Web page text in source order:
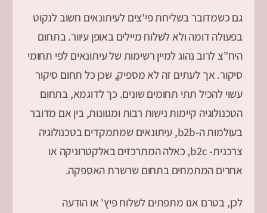
גם כשמדובר בשליחת פי'צים לעיתונאים חשוב לנקוט
בפעולה דומה ולא לשלוח מיילים באופן עיוור. בתחום
היח"צ לרוב נהוג למיין רשימות של עיתונאים לפי תחומי
סיקור. אך לעתים זה לא מספיק, שכן כל תחום סיקור
עשוי להכיל תתי תחומים שונים. כך לדוגמא, בתחום
הטכנולוגיה קיימות נישות רבות ומגוונות, בין אם מדובר
בעולמות ה-b2b, עיתונאים שמתמקדים בטכנולוגיה
צרכנית- b2c, כאלה המתרכזים באלקטרוניקה או
אחרים המתמחים בתחום שרשרת האספקה.
לכן, בטרם אנו מתפתים לשלוח פיץ' או הודעה